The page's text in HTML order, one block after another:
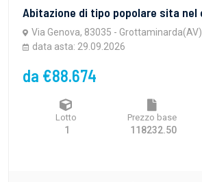
Via Genova, 83035 - Grottaminarda(AV)
data asta: 29.09.2026
da €88.674
Lotto
1
Prezzo base
118232.50